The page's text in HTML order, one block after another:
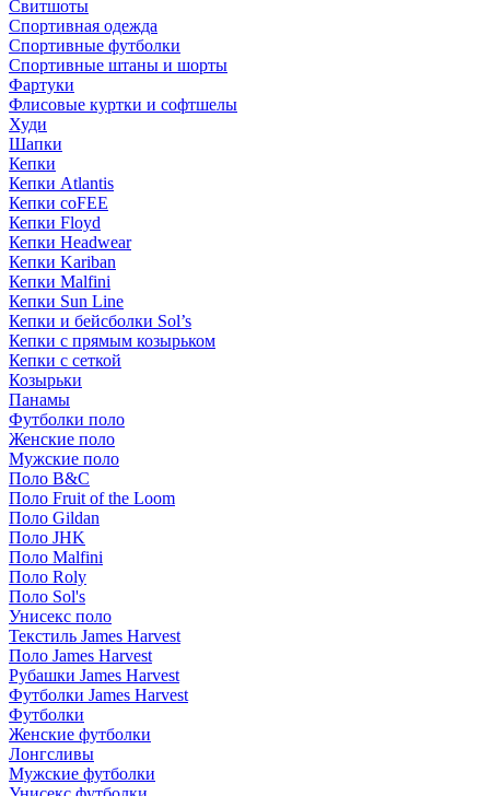
Свитшоты
Спортивная одежда
Спортивные футболки
Спортивные штаны и шорты
Фартуки
Флисовые куртки и софтшелы
Худи
Шапки
Кепки
Кепки Atlantis
Кепки coFEE
Кепки Floyd
Кепки Headwear
Кепки Kariban
Кепки Malfini
Кепки Sun Line
Кепки и бейсболки Sol’s
Кепки с прямым козырьком
Кепки с сеткой
Козырьки
Панамы
Футболки поло
Женские поло
Мужские поло
Поло B&C
Поло Fruit of the Loom
Поло Gildan
Поло JHK
Поло Malfini
Поло Roly
Поло Sol's
Унисекс поло
Текстиль James Harvest
Поло James Harvest
Рубашки James Harvest
Футболки James Harvest
Футболки
Женские футболки
Лонгсливы
Мужские футболки